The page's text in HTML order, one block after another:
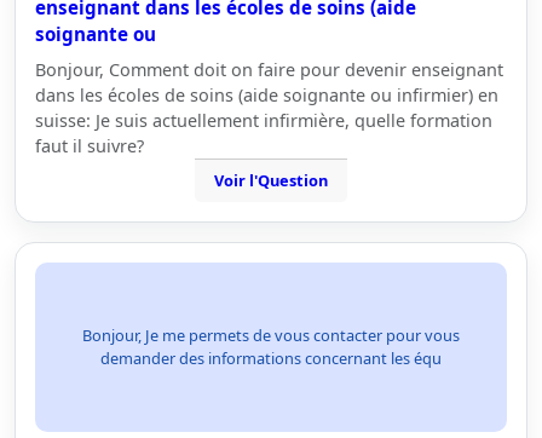
enseignant dans les écoles de soins (aide
soignante ou
Bonjour, Comment doit on faire pour devenir enseignant
dans les écoles de soins (aide soignante ou infirmier) en
suisse: Je suis actuellement infirmière, quelle formation
faut il suivre?
Voir l'Question
Bonjour, Je me permets de vous contacter pour vous
demander des informations concernant les équ